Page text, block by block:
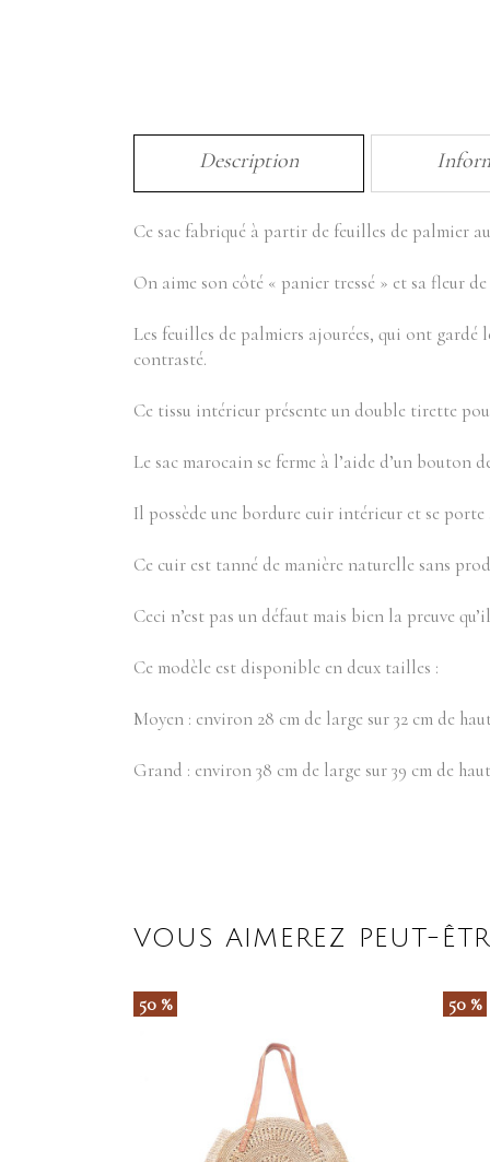
Description
Ce sac fabriqué à partir de feuilles de palmier
On aime son côté « panier tressé » et sa fleur
Les feuilles de palmiers ajourées, qui ont
contrasté.
Ce tissu intérieur présente un double tirette
Le sac marocain se ferme à l’aide d’un bouton
Il possède une bordure cuir intérieur et se
Ce cuir est tanné de manière naturelle sans
Ceci n’est pas un défaut mais bien la preuve
Ce modèle est disponible en deux tailles :
Moyen : environ 28 cm de large sur 32 cm de
Grand : environ 38 cm de large sur 39 cm de
VOUS AIMEREZ PEUT-
50 % 50 %